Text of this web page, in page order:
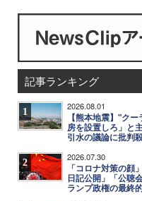
記事ランキング
1 2026.08.01
【熊本地震】"ク
房を設置しろ」と
引水の議論に批判
2 2026.07.30
「コロナ対策の顔
日記公開」「公聴
ランプ政権の最終